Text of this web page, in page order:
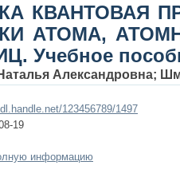
КВАНТОВАЯ
АТОМА,
Учебное
Александровна;
123456789/1497
19
информацию